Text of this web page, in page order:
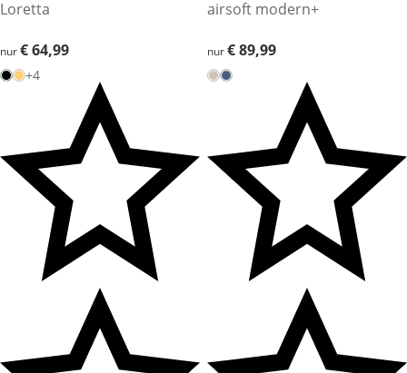
Loretta
€ 64,99
nur€ 64,99
+4
airsoft modern+
€ 89,99
nur€ 89,99